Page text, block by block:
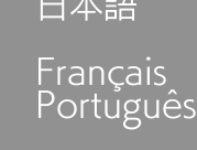
Français
Português